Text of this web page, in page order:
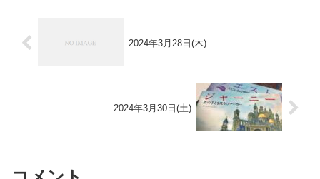
2024年3月28日(木)
2024年3月30日(土)